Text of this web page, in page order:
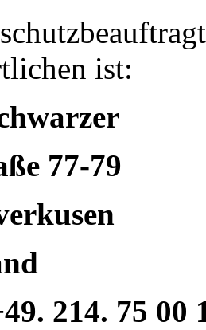
ist:
77-79
214. 75 00